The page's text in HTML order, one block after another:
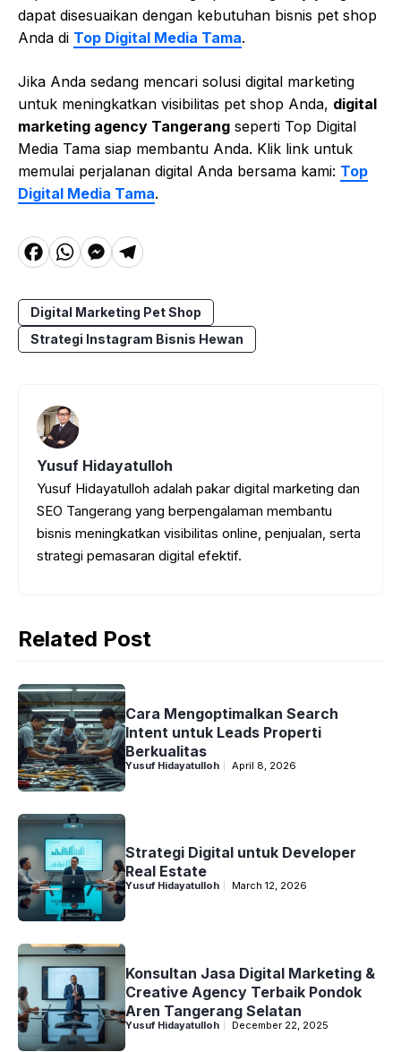
dapat disesuaikan dengan kebutuhan bisnis pet shop
Anda di Top Digital Media Tama.
Jika Anda sedang mencari solusi digital marketing
untuk meningkatkan visibilitas pet shop Anda, digital
marketing agency Tangerang seperti Top Digital
Media Tama siap membantu Anda. Klik link untuk
memulai perjalanan digital Anda bersama kami: Top
Digital Media Tama.
F
c
e
o
W
a
t
A
p
p
M
s
s
e
r
T
e
g
Digital Marketing Pet Shop
Strategi Instagram Bisnis Hewan
Yusuf Hidayatulloh
Yusuf Hidayatulloh adalah pakar digital marketing dan
SEO Tangerang yang berpengalaman membantu
bisnis meningkatkan visibilitas online, penjualan, serta
strategi pemasaran digital efektif.
Related Post
Cara Mengoptimalkan Search
Intent untuk Leads Properti
Berkualitas
Yusuf Hidayatulloh April 8, 2026
Strategi Digital untuk Developer
Real Estate
Yusuf Hidayatulloh March 12, 2026
Konsultan Jasa Digital Marketing &
Creative Agency Terbaik Pondok
Aren Tangerang Selatan
Yusuf Hidayatulloh December 22, 2025